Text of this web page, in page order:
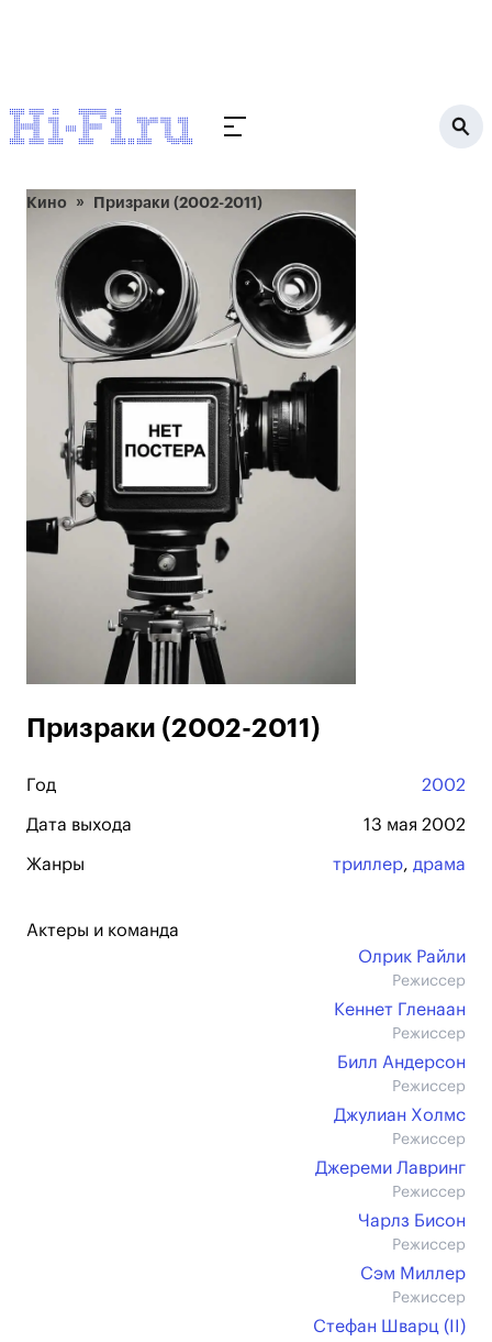
Кино Призраки (2002-2011)
Призраки (2002-2011)
Год 2002
Дата выхода 13 мая 2002
Жанры триллер, драма
Актеры и команда
Олрик Райли
Режиссер
Кеннет Гленаан
Режиссер
Билл Андерсон
Режиссер
Джулиан Холмс
Режиссер
Джереми Лавринг
Режиссер
Чарлз Бисон
Режиссер
Сэм Миллер
Режиссер
Стефан Шварц (II)